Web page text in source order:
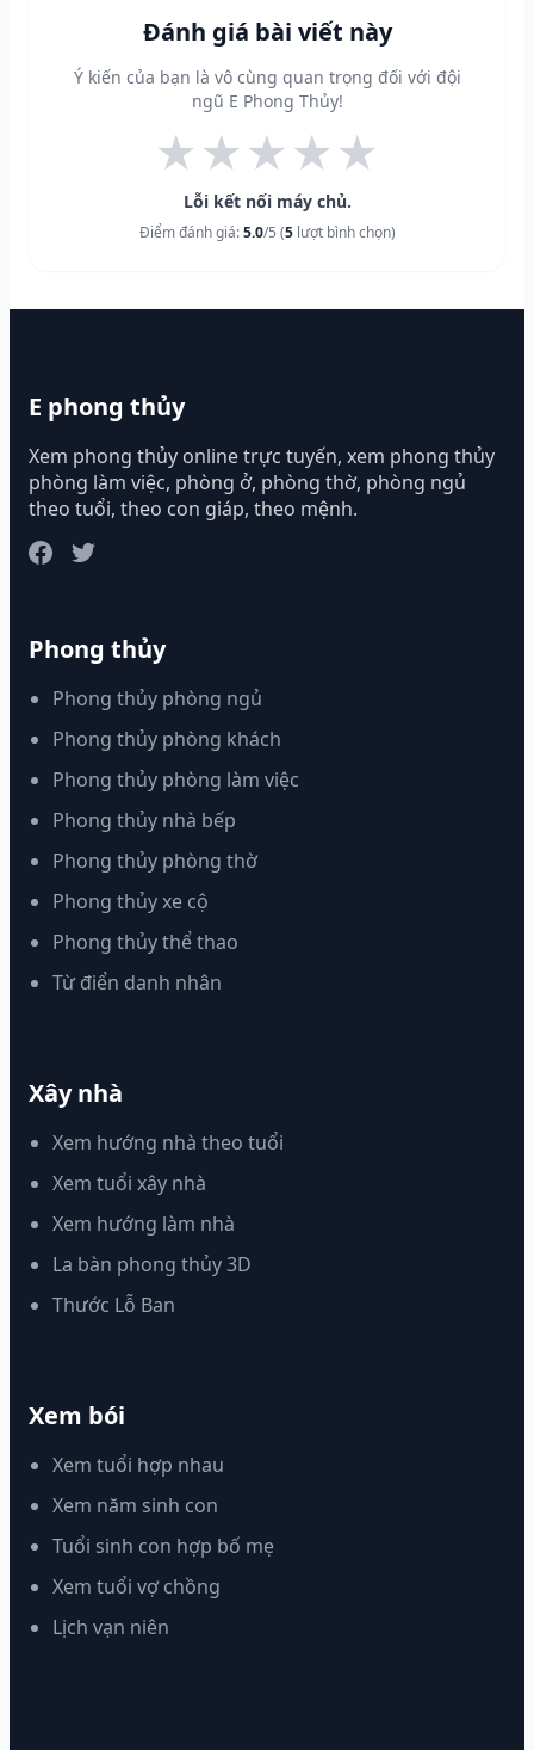
Đánh giá bài viết này
Ý kiến của bạn là vô cùng quan trọng đối với đội
ngũ E Phong Thủy!
★★★★★
Lỗi kết nối máy chủ.
Điểm đánh giá:5.0/5 (5lượt bình chọn)
E phong thủy
Xem phong thủy online trực tuyến, xem phong thủy
phòng làm việc, phòng ở, phòng thờ, phòng ngủ
theo tuổi, theo con giáp, theo mệnh.
Phong thủy
Phong thủy phòng ngủ
Phong thủy phòng khách
Phong thủy phòng làm việc
Phong thủy nhà bếp
Phong thủy phòng thờ
Phong thủy xe cộ
Phong thủy thể thao
Từ điển danh nhân
Xây nhà
Xem hướng nhà theo tuổi
Xem tuổi xây nhà
Xem hướng làm nhà
La bàn phong thủy 3D
Thước Lỗ Ban
Xem bói
Xem tuổi hợp nhau
Xem năm sinh con
Tuổi sinh con hợp bố mẹ
Xem tuổi vợ chồng
Lịch vạn niên